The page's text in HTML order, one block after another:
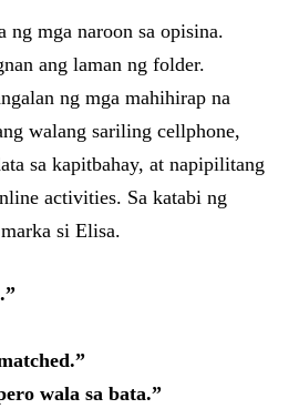
ng mga naroon sa opisina.
ang laman ng folder.
ng mga mahihirap na
walang sariling cellphone,
sa kapitbahay, at napipilitang
activities. Sa katabi ng
si Elisa.
wala sa bata.”